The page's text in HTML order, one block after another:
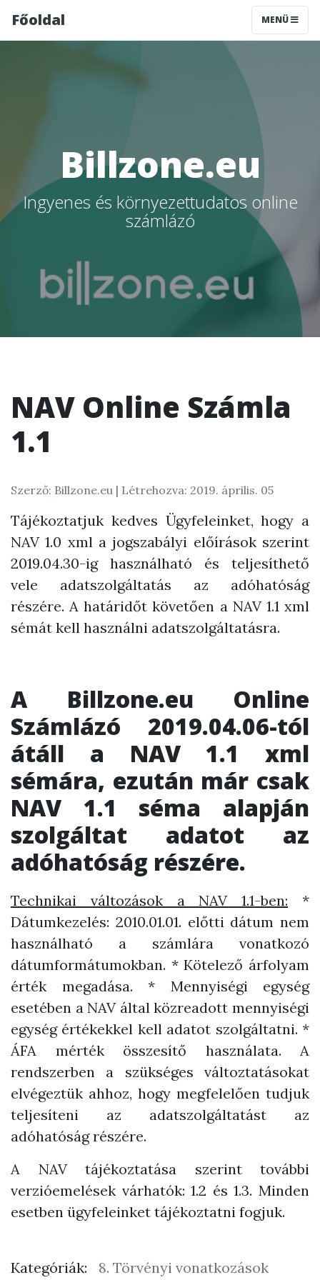
Főoldal MENÜ
Billzone.eu
Ingyenes és környezettudatos online
számlázó
NAV Online Számla
1.1
Szerző: Billzone.eu | Létrehozva: 2019. április. 05
Tájékoztatjuk kedves Ügyfeleinket, hogy a
NAV 1.0 xml a jogszabályi előírások szerint
2019.04.30-ig használható és teljesíthető
vele adatszolgáltatás az adóhatóság
részére. A határidőt követően a NAV 1.1 xml
sémát kell használni adatszolgáltatásra.
A Billzone.eu Online
Számlázó 2019.04.06-tól
átáll a NAV 1.1 xml
sémára, ezután már csak
NAV 1.1 séma alapján
szolgáltat adatot az
adóhatóság részére.
Technikai változások a NAV 1.1-ben: *
Dátumkezelés: 2010.01.01. előtti dátum nem
használható a számlára vonatkozó
dátumformátumokban. * Kötelező árfolyam
érték megadása. * Mennyiségi egység
esetében a NAV által közreadott mennyiségi
egység értékekkel kell adatot szolgáltatni. *
ÁFA mérték összesítő használata. A
rendszerben a szükséges változtatásokat
elvégeztük ahhoz, hogy megfelelően tudjuk
teljesíteni az adatszolgáltatást az
adóhatóság részére.
A NAV tájékoztatása szerint további
verzióemelések várhatók: 1.2 és 1.3. Minden
esetben ügyfeleinket tájékoztatni fogjuk.
Kategóriák: 8. Törvényi vonatkozások